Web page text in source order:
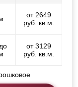
от 2649
руб. кв.м.
от 3129
руб. кв.м.